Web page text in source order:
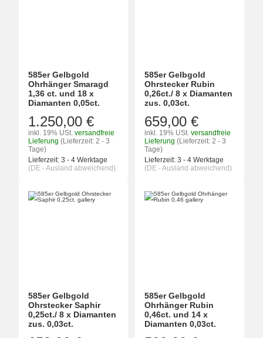
585er Gelbgold
Ohrhänger Smaragd
1,36 ct. und 18 x
Diamanten 0,05ct.
1.250,00 €
inkl. 19% USt. versandfreie
Lieferung (Lieferzeit: 2 - 3
Tage)
Lieferzeit: 3 - 4 Werktage
(DE - Ausland abweichend)
585er Gelbgold
Ohrstecker Rubin
0,26ct./ 8 x Diamanten
zus. 0,03ct.
659,00 €
inkl. 19% USt. versandfreie
Lieferung (Lieferzeit: 2 - 3
Tage)
Lieferzeit: 3 - 4 Werktage
(DE - Ausland abweichend)
585er Gelbgold
Ohrstecker Saphir
0,25ct./ 8 x Diamanten
zus. 0,03ct.
585er Gelbgold
Ohrhänger Rubin
0,46ct. und 14 x
Diamanten 0,03ct.